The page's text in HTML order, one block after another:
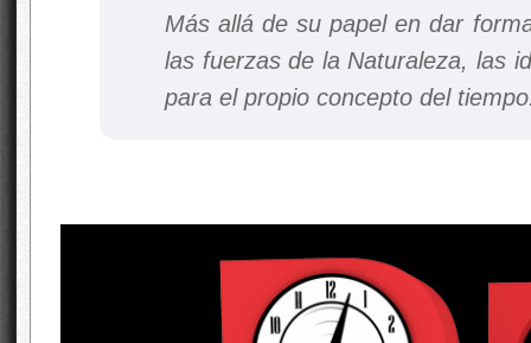
Más allá de su papel en dar
las fuerzas de la Naturaleza, las
para el propio concepto del